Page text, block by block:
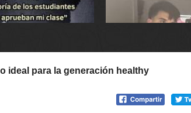
ideal para la generación healthy